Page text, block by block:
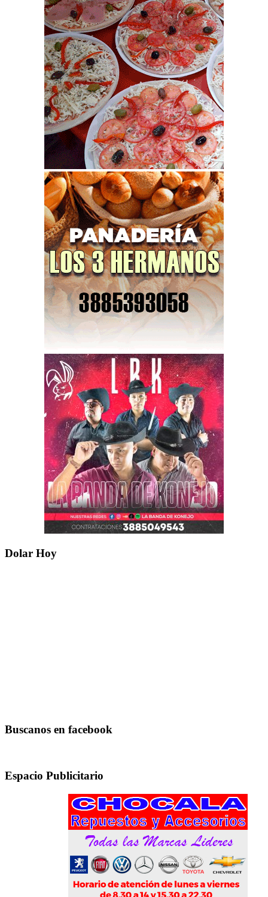
Dolar Hoy
Buscanos en facebook
Espacio Publicitario